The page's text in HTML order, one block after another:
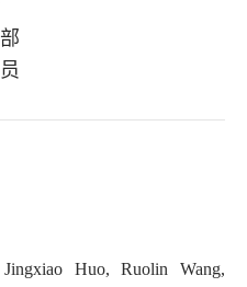
Huo, Ruolin Wang,